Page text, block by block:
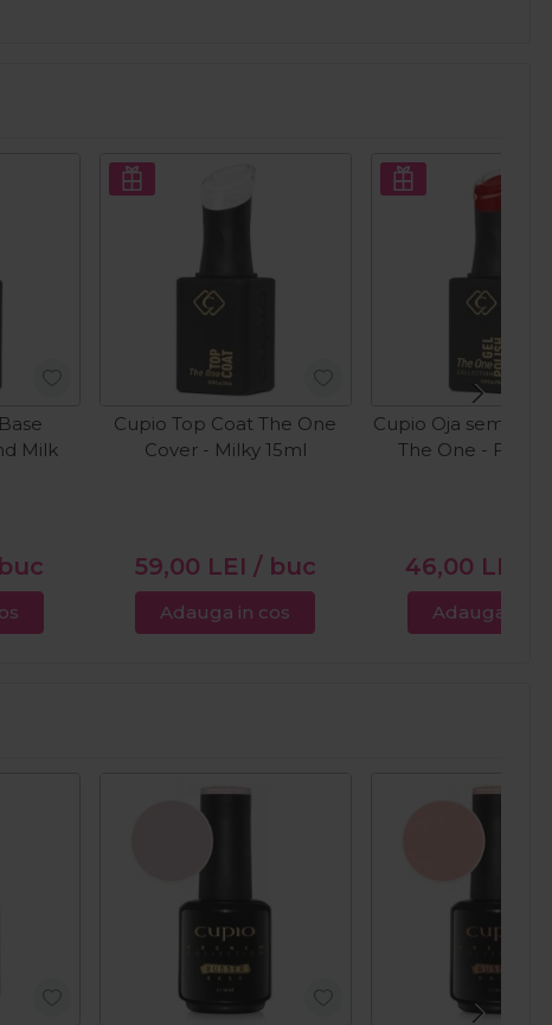
Milk
Cupio Top Coat The One
Cover - Milky 15ml
59,00 LEI / buc
Adauga in cos
Cupio Oja
The One -
46,00 LEI
Adauga in